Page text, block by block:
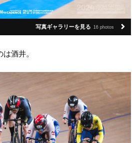
写真ギャラリーを見る 16 photos
酒井。